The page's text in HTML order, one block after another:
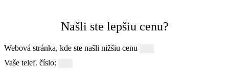
Našli ste lepšiu cenu?
Webová stránka, kde ste našli nižšiu cenu
Vaše telef. číslo: